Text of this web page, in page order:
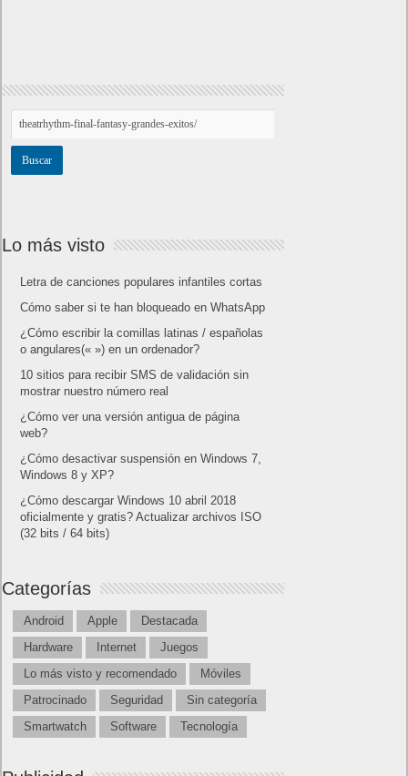
Lo más visto
Letra de canciones populares infantiles cortas
Cómo saber si te han bloqueado en WhatsApp
¿Cómo escribir la comillas latinas / españolas
o angulares(« ») en un ordenador?
10 sitios para recibir SMS de validación sin
mostrar nuestro número real
¿Cómo ver una versión antigua de página
web?
¿Cómo desactivar suspensión en Windows 7,
Windows 8 y XP?
¿Cómo descargar Windows 10 abril 2018
oficialmente y gratis? Actualizar archivos ISO
(32 bits / 64 bits)
Categorías
Android Apple
Destacada
Hardware
Internet
Juegos
Lo más visto y recomendado
Móviles
Patrocinado
Seguridad
Sin categoría
Smartwatch
Software Tecnología